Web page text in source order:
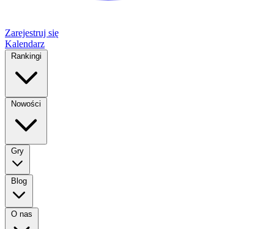
Zarejestruj się
Kalendarz
Rankingi
Nowości
Gry
Blog
O nas